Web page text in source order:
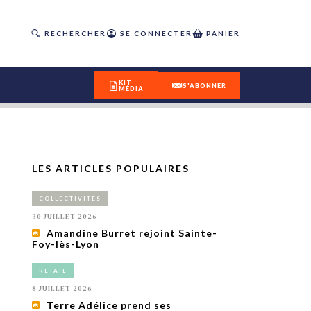
RECHERCHER SE CONNECTER PANIER
DÉCOUVREZ
OUR(S) #25 - ÉTÉ 2026
KIT
MÉDIA
S'ABONNER
LES ARTICLES POPULAIRES
COLLECTIVITÉS
30 JUILLET 2026
Amandine Burret rejoint Sainte-
Foy-lès-Lyon
RETAIL
8 JUILLET 2026
Terre Adélice prend ses